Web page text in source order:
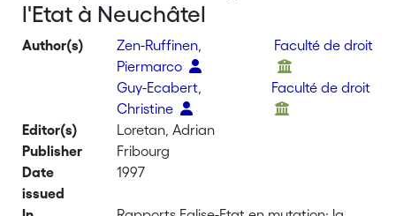
l'Etat à Neuchâtel
Author(s)
Zen-Ruffinen,
Piermarco
Faculté de droit
Guy-Ecabert,
Christine
Faculté de droit
Editor(s)
Loretan, Adrian
Publisher
Fribourg
Date
issued
1997